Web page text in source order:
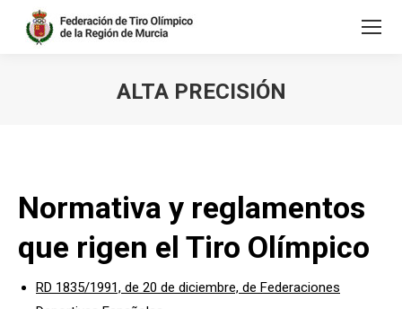
ALTA PRECISIÓN
Normativa y reglamentos
que rigen el Tiro Olímpico
RD 1835/1991, de 20 de diciembre, de Federaciones